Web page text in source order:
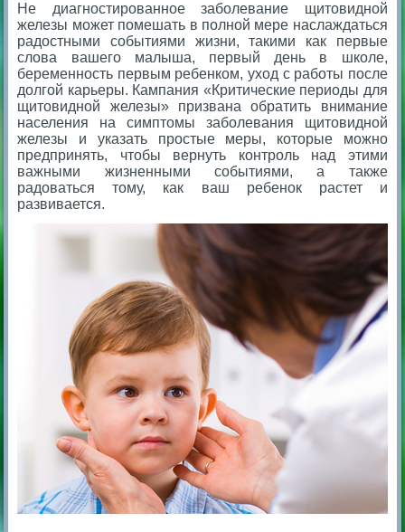
Не диагностированное заболевание щитовидной
железы может помешать в полной мере наслаждаться
радостными событиями жизни, такими как первые
слова вашего малыша, первый день в школе,
беременность первым ребенком, уход с работы после
долгой карьеры. Кампания «Критические периоды для
щитовидной железы» призвана обратить внимание
населения на симптомы заболевания щитовидной
железы и указать простые меры, которые можно
предпринять, чтобы вернуть контроль над этими
важными жизненными событиями, а также
радоваться тому, как ваш ребенок растет и
развивается.